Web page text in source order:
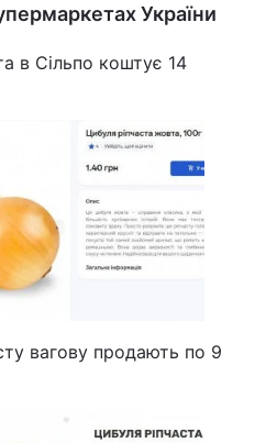
України
в Сільпо коштує 14
вагову продають по 9